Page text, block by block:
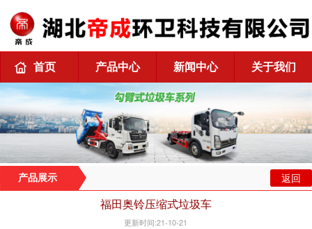
首页 产品中心 新闻中心 关于我们
产品展示 返回
福田奥铃压缩式垃圾车
更新时间:21-10-21